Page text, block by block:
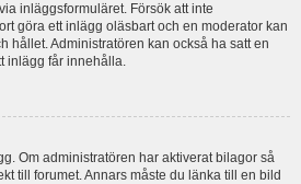
inläggsformuläret. Försök att inte
göra ett inlägg oläsbart och en moderator kan
hållet. Administratören kan också ha satt en
inlägg får innehålla.
Om administratören har aktiverat bilagor så
till forumet. Annars måste du länka till en bild